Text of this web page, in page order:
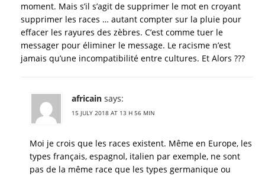
moment. Mais s’il s’agit de supprimer le mot en croyant
supprimer les races … autant compter sur la pluie pour
effacer les rayures des zèbres. C’est comme tuer le
messager pour éliminer le message. Le racisme n’est
jamais qu’une incompatibilité entre cultures. Et Alors ???
africain says:
15 JULY 2018 AT 13 H 56 MIN
Moi je crois que les races existent. Même en Europe, les
types français, espagnol, italien par exemple, ne sont
pas de la même race que les types germanique ou